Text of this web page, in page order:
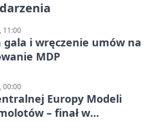
11:00
gala i wręczenie umów na
MDP
00:00
Europy Modeli
– finał w